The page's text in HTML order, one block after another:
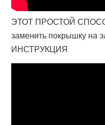
ЭТОТ ПРОСТОЙ
заменить покрышку на
ИНСТРУКЦИЯ